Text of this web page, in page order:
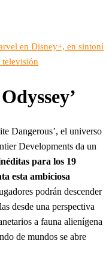
en Disney+, en sintoní
televisión
Dangerous’, el universo
Developments da un
para los 19
esta ambiciosa
podrán descender
desde una perspectiva
a fauna alienígena
de mundos se abre